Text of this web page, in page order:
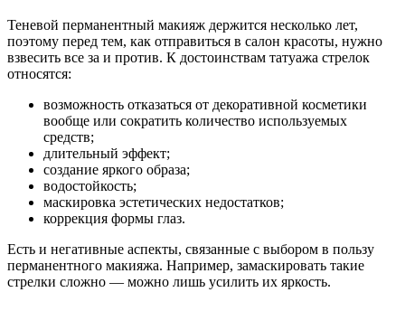
Теневой перманентный макияж держится несколько лет,
поэтому перед тем, как отправиться в салон красоты, нужно
взвесить все за и против. К достоинствам татуажа стрелок
относятся:
возможность отказаться от декоративной косметики
вообще или сократить количество используемых
средств;
длительный эффект;
создание яркого образа;
водостойкость;
маскировка эстетических недостатков;
коррекция формы глаз.
Есть и негативные аспекты, связанные с выбором в пользу
перманентного макияжа. Например, замаскировать такие
стрелки сложно — можно лишь усилить их яркость.